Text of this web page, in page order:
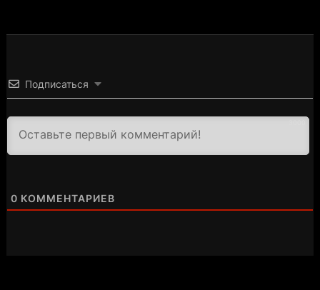
Подписаться
0 КОММЕНТАРИЕВ